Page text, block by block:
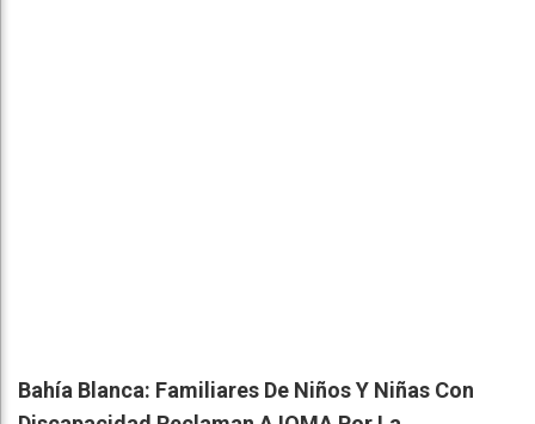
Bahía Blanca: Familiares De Niños Y Niñas Con